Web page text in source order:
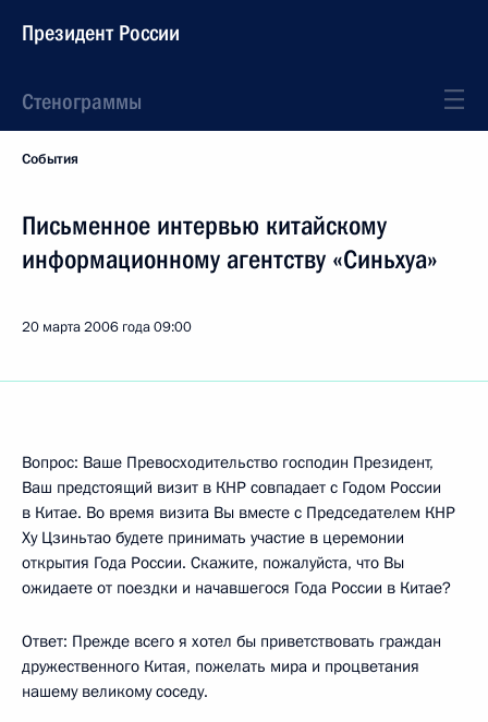
Президент России
Стенограммы
События
Письменное интервью китайскому
информационному агентству «Синьхуа»
20 марта 2006 года09:00
Вопрос: Ваше Превосходительство господин Президент,
Ваш предстоящий визит в КНР совпадает с Годом России
в Китае. Во время визита Вы вместе с Председателем КНР
Ху Цзиньтао будете принимать участие в церемонии
открытия Года России. Скажите, пожалуйста, что Вы
ожидаете от поездки и начавшегося Года России в Китае?
Ответ: Прежде всего я хотел бы приветствовать граждан
дружественного Китая, пожелать мира и процветания
нашему великому соседу.